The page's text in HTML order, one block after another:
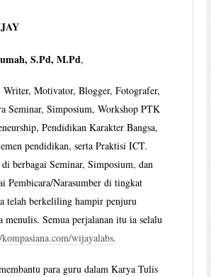
S.Pd, M.Pd,
Writer, Motivator, Blogger, Fotografer,
Seminar, Simposium, Workshop PTK
Pendidikan Karakter Bangsa,
pendidikan, serta Praktisi ICT.
berbagai Seminar, Simposium, dan
Pembicara/Narasumber di tingkat
telah berkeliling hampir penjuru
menulis. Semua perjalanan itu ia selalu
wijayalabs.
para guru dalam Karya Tulis